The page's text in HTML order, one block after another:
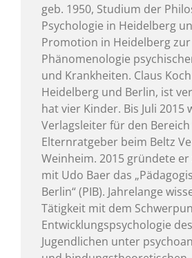
geb. 1950, Studium der
Psychologie in Heidelberg
Promotion in Heidelberg zur
Phänomenologie
und Krankheiten. Claus
Heidelberg und Berlin, ist
hat vier Kinder. Bis Juli 2015
Verlagsleiter für den
Elternratgeber beim Beltz
Weinheim. 2015 gründete
mit Udo Baer das
Berlin“ (PIB). Jahrelange
Tätigkeit mit dem
Entwicklungspsychologie
Jugendlichen unter